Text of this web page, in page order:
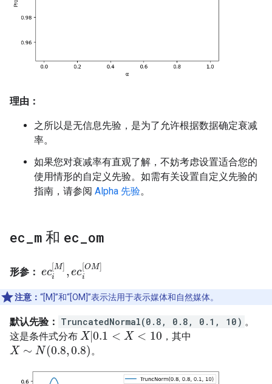
理由：
之所以是无信息先验，是为了允许根据数据确定衰减
率。
如果您对衰减率有直观了解，不妨考虑设置适合您的
使用情形的自定义先验。如需有关设置自定义先验的
指南，请参阅 Alpha 先验。
ec m 和 ec om
形参： ec
[M]
i , ec OM]
i
eci[M ], eci[OM]
注意： “[M]”和“[OM]”表示法用于表示媒体和自然媒体。
默认先验： TruncatedNormal(0.8, 0.8, 0.1, 10) 。
这是条件式分布 X|0.1 < X < 10
X| 0.1< X<10 ，其中
X ∼ N(0.8,0.8)
X∼ N( 0.8 ,0.8) 。